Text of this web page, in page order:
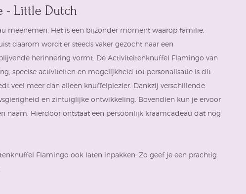
- Little Dutch
meenemen. Het is een bijzonder moment waarop familie,
daarom wordt er steeds vaker gezocht naar een
herinnering vormt. De Activiteitenknuffel Flamingo van
speelse activiteiten en mogelijkheid tot personalisatie is dit
veel meer dan alleen knuffelplezier . Dankzij verschillende
en zintuiglijke ontwikkeling. Bovendien kun je ervoor
naam. Hierdoor ontstaat een persoonlijk kraamcadeau dat nog
Flamingo ook laten inpakken. Zo geef je een prachtig